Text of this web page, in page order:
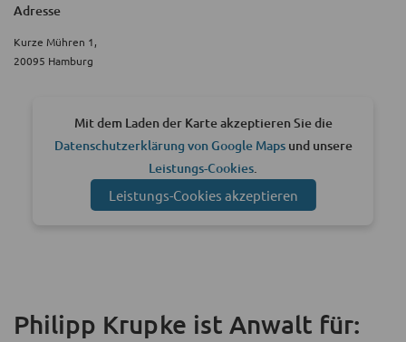
Adresse
Kurze Mühren 1,
20095 Hamburg
Mit dem Laden der Karte akzeptieren Sie die
Datenschutzerklärung von Google Mapsund unsere
Leistungs-Cookies
Leistungs-Cookies akzeptieren
Philipp Krupke ist Anwalt für: